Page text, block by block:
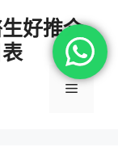
好推介
選